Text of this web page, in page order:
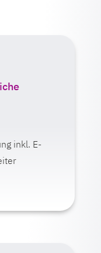
inkl. E-
MwSt.